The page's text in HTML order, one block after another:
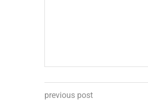
previous post